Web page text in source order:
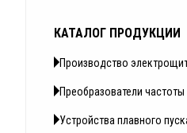
КАТАЛОГ ПРОДУКЦИИ
Производство
Преобразователи частоты
Устройства плавного